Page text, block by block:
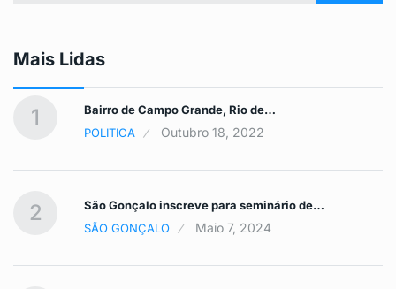
Mais Lidas
1
Bairro de Campo Grande, Rio de…
POLITICA
Outubro 18, 2022
2
São Gonçalo inscreve para seminário de…
SÃO GONÇALO
Maio 7, 2024